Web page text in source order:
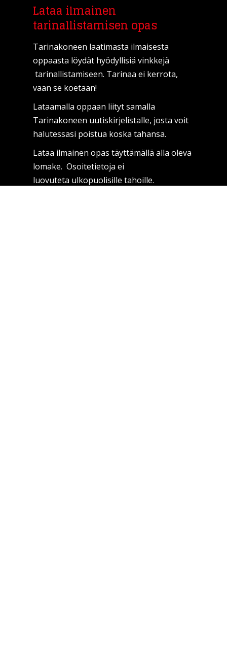
Lataa ilmainen
tarinallistamisen opas
Tarinakoneen laatimasta ilmaisesta
oppaasta löydät hyödyllisiä vinkkejä
tarinallistamiseen. Tarinaa ei kerrota,
vaan se koetaan!
Lataamalla oppaan liityt samalla
Tarinakoneen uutiskirjelistalle, josta voit
halutessasi poistua koska tahansa.
Lataa ilmainen opas täyttämällä alla oleva
lomake. Osoitetietoja ei
luovuteta ulkopuolisille tahoille.